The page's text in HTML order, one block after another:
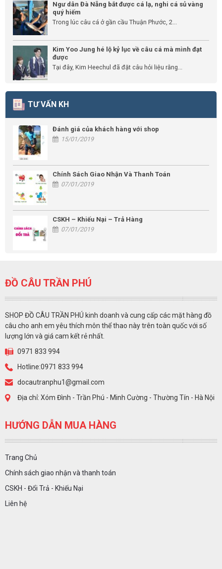
Ngư dân Đà Nẵng bắt được cá lạ, nghi cá sủ vàng
quý hiếm
Trong lúc câu cá ở gần cầu Thuận Phước, 2...
Kim Yoo Jung hé lộ kỷ lục về câu cá mà mình đạt
được
Tại đây, Kim Heechul đã đặt câu hỏi liệu rằng...
TƯ VẤN KH
Đánh giá của khách hàng với shop
15/01/2019
Chính Sách Giao Nhận Và Thanh Toán
07/01/2019
CSKH – Khiếu Nại – Trả Hàng
07/01/2019
ĐỒ CÂU TRẦN PHÚ
SHOP ĐỒ CÂU TRẦN PHÚ kinh doanh và cung cấp các mặt hàng đồ
câu cho anh em yêu thích môn thể thao này trên toàn quốc với số
lượng lớn và giá cam kết rẻ nhất.
0971 833 994
Hotline:0971 833 994
docautranphu1@gmail.com
Địa chỉ: Xóm Đình - Trần Phú - Minh Cường - Thường Tín - Hà Nội
HƯỚNG DẪN MUA HÀNG
Trang Chủ
Chính sách giao nhận và thanh toán
CSKH - Đổi Trả - Khiếu Nại
Liên hệ